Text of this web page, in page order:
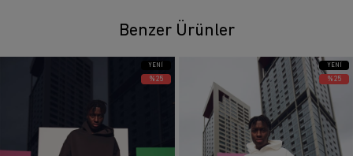
Benzer Ürünler
YENI
ÜRÜN
%25
YENI
ÜRÜN
%25